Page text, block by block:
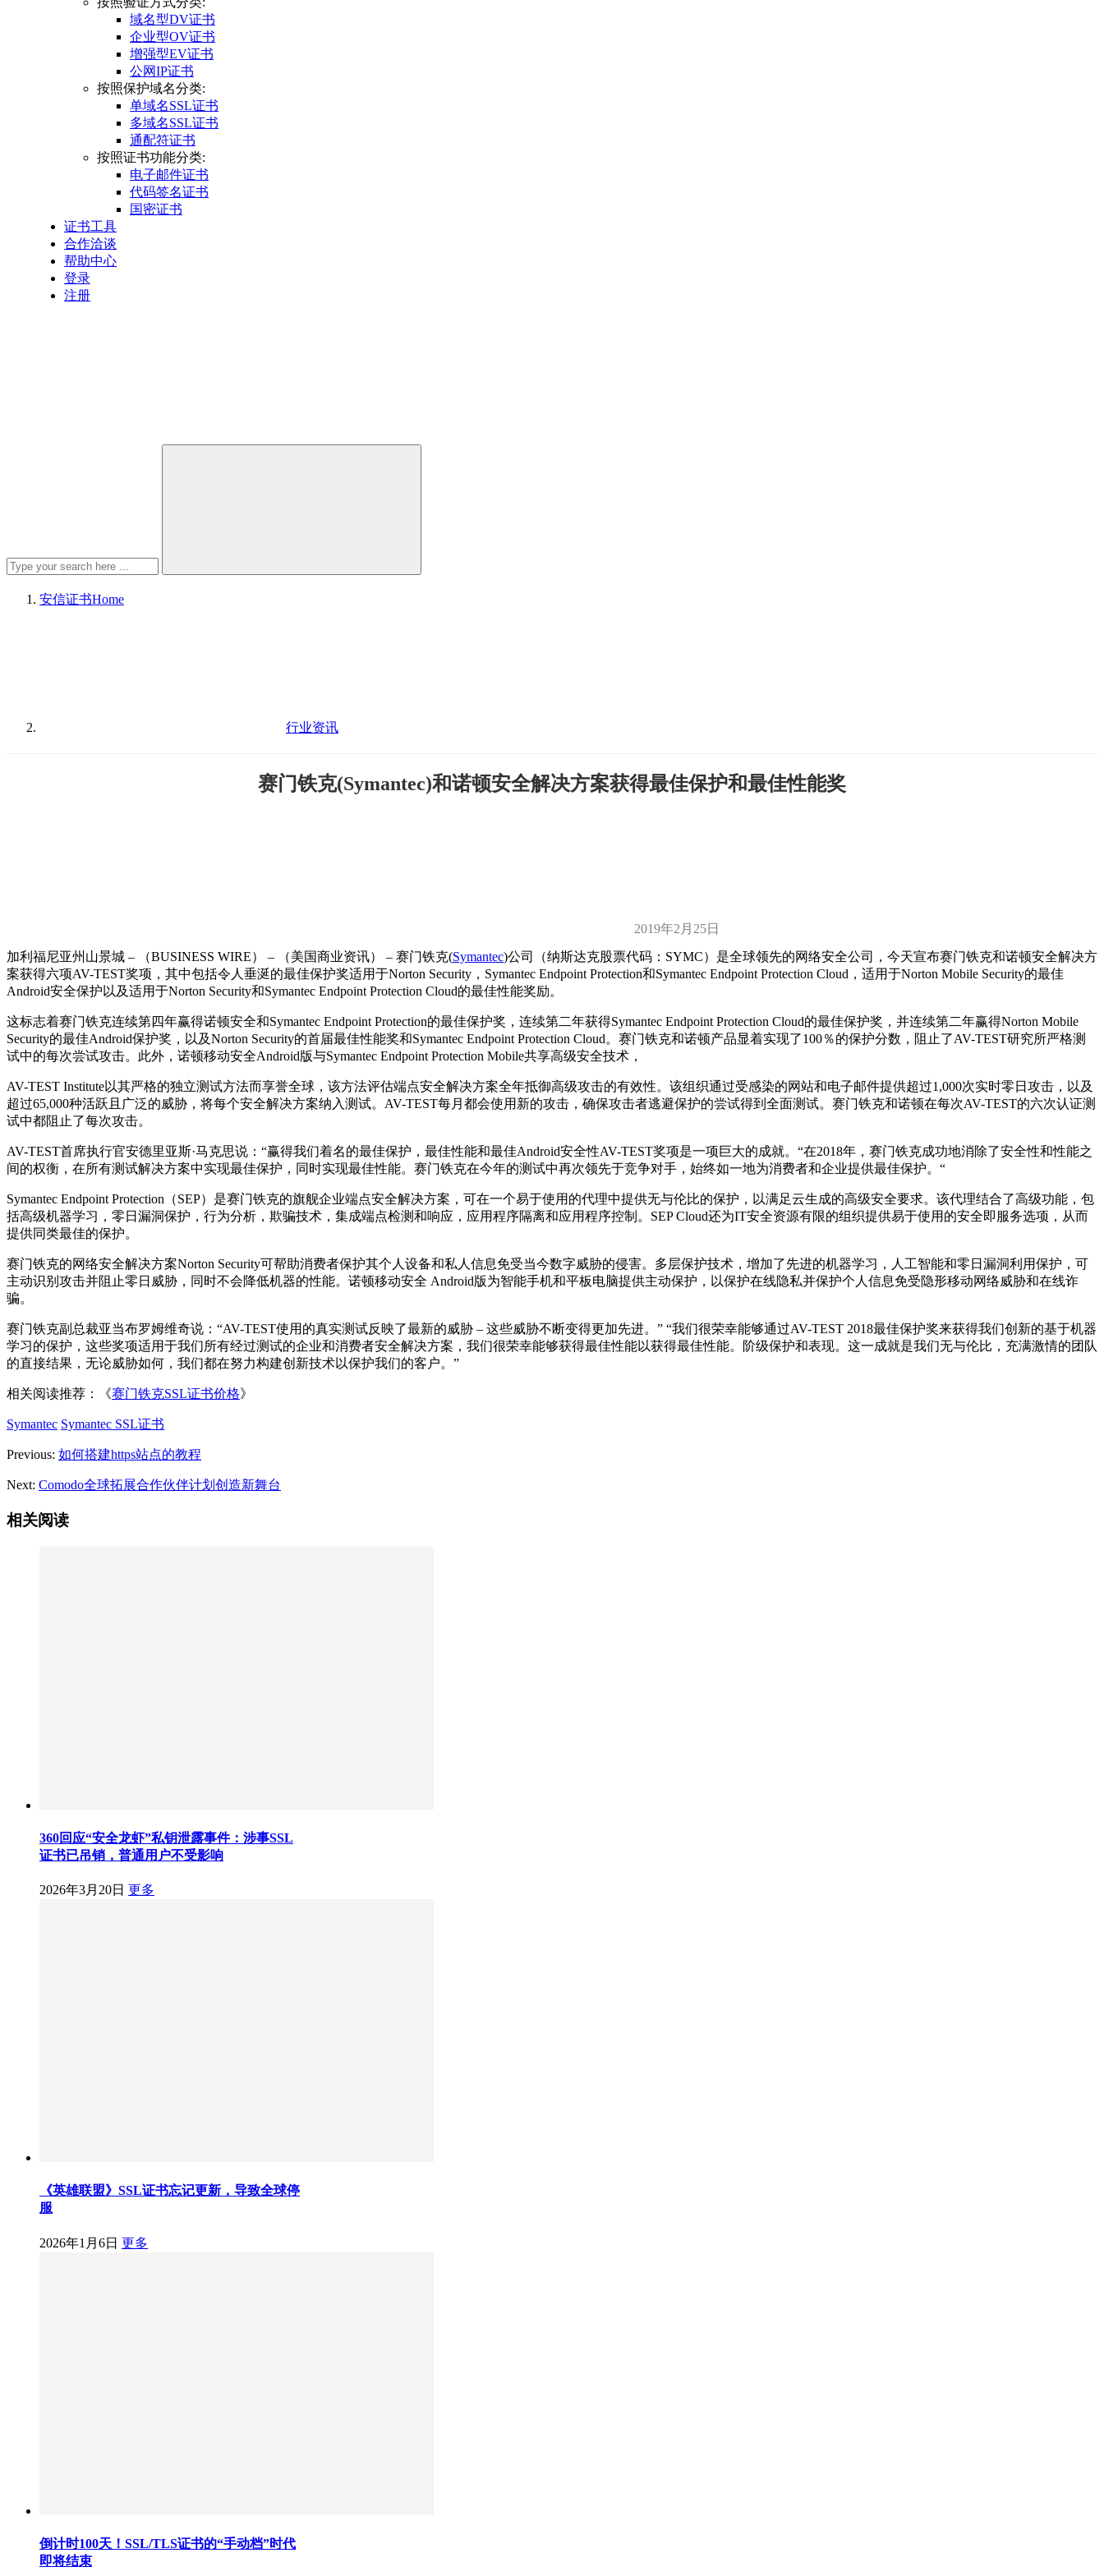
域名型DV证书
企业型OV证书
增强型EV证书
公网IP证书
按照保护域名分类:
单域名SSL证书
多域名SSL证书
通配符证书
按照证书功能分类:
电子邮件证书
代码签名证书
国密证书
证书工具
合作洽谈
帮助中心
登录
注册
安信证书Home
行业资讯
赛门铁克(Symantec)和诺顿安全解决方案获得最佳保护和最佳性能奖
2019年2月25日
加利福尼亚州山景城 – （BUSINESS WIRE） – （美国商业资讯） – 赛门铁克(Symantec)公司（纳斯达克股票代码：SYMC）是全球领先的网络安全公司，今天宣布赛门铁克和诺顿安全解决方
案获得六项AV-TEST奖项，其中包括令人垂涎的最佳保护奖适用于Norton Security，Symantec Endpoint Protection和Symantec Endpoint Protection Cloud，适用于Norton Mobile Security的最佳
Android安全保护以及适用于Norton Security和Symantec Endpoint Protection Cloud的最佳性能奖励。
这标志着赛门铁克连续第四年赢得诺顿安全和Symantec Endpoint Protection的最佳保护奖，连续第二年获得Symantec Endpoint Protection Cloud的最佳保护奖，并连续第二年赢得Norton Mobile
Security的最佳Android保护奖，以及Norton Security的首届最佳性能奖和Symantec Endpoint Protection Cloud。赛门铁克和诺顿产品显着实现了100％的保护分数，阻止了AV-TEST研究所严格测
试中的每次尝试攻击。此外，诺顿移动安全Android版与Symantec Endpoint Protection Mobile共享高级安全技术，
AV-TEST Institute以其严格的独立测试方法而享誉全球，该方法评估端点安全解决方案全年抵御高级攻击的有效性。该组织通过受感染的网站和电子邮件提供超过1,000次实时零日攻击，以及
超过65,000种活跃且广泛的威胁，将每个安全解决方案纳入测试。AV-TEST每月都会使用新的攻击，确保攻击者逃避保护的尝试得到全面测试。赛门铁克和诺顿在每次AV-TEST的六次认证测
试中都阻止了每次攻击。
AV-TEST首席执行官安德里亚斯·马克思说：“赢得我们着名的最佳保护，最佳性能和最佳Android安全性AV-TEST奖项是一项巨大的成就。“在2018年，赛门铁克成功地消除了安全性和性能之
间的权衡，在所有测试解决方案中实现最佳保护，同时实现最佳性能。赛门铁克在今年的测试中再次领先于竞争对手，始终如一地为消费者和企业提供最佳保护。“
Symantec Endpoint Protection（SEP）是赛​​门铁克的旗舰企业端点安全解决方案，可在一个易于使用的代理中提供无与伦比的保护，以满足云生成的高级安全要求。该代理结合了高级功能，包
括高级机器学习，零日漏洞保护，行为分析，欺骗技术，集成端点检测和响应，应用程序隔离和应用程序控制。SEP Cloud还为IT安全资源有限的组织提供易于使用的安全即服务选项，从而
提供同类最佳的保护。
赛门铁克的网络安全解决方案Norton Security可帮助消费者保护其个人设备和私人信息免受当今数字威胁的侵害。多层保护技术，增加了先进的机器学习，人工智能和零日漏洞利用保护，可
主动识别攻击并阻止零日威胁，同时不会降低机器的性能。诺顿移动安全 Android版为智能手机和平板电脑提供主动保护，以保护在线隐私并保护个人信息免受隐形移动网络威胁和在线诈
骗。
赛门铁克副总裁亚当布罗姆维奇说：“AV-TEST使用的真实测试反映了最新的威胁 – 这些威胁不断变得更加先进。” “我们很荣幸能够通过AV-TEST 2018最佳保护奖来获得我们创新的基于机器
学习的保护，这些奖项适用于我们所有经过测试的企业和消费者安全解决方案，我们很荣幸能够获得最佳性能以获得最佳性能。阶级保护和表现。这一成就是我们无与伦比，充满激情的团队
的直接结果，无论威胁如何，我们都在努力构建创新技术以保护我们的客户。”
相关阅读推荐：《赛门铁克SSL证书价格》
Symantec Symantec SSL证书
Previous: 如何搭建https站点的教程
Next: Comodo全球拓展合作伙伴计划创造新舞台
相关阅读
360回应“安全龙虾”私钥泄露事件：涉事SSL
证书已吊销，普通用户不受影响
2026年3月20日 更多
《英雄联盟》SSL证书忘记更新，导致全球停
服
2026年1月6日 更多
倒计时100天！SSL/TLS证书的“手动档”时代
即将结束